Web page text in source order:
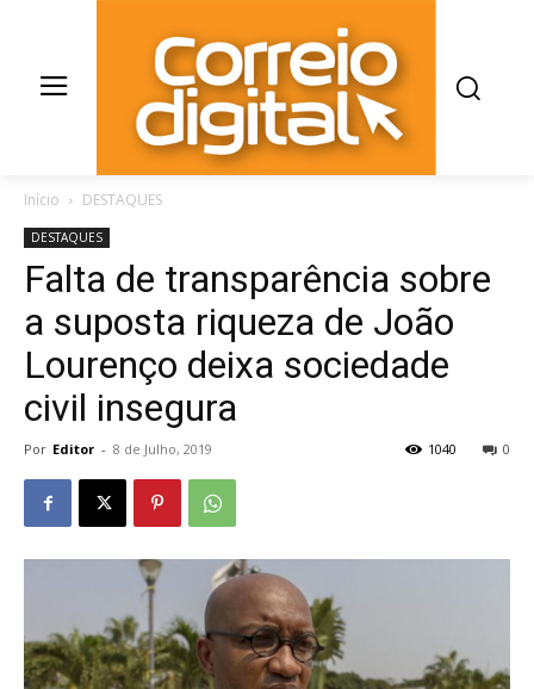
Início DESTAQUES
DESTAQUES
Falta de transparência sobre
a suposta riqueza de João
Lourenço deixa sociedade
civil insegura
Por Editor - 8 de Julho, 2019 0
1040